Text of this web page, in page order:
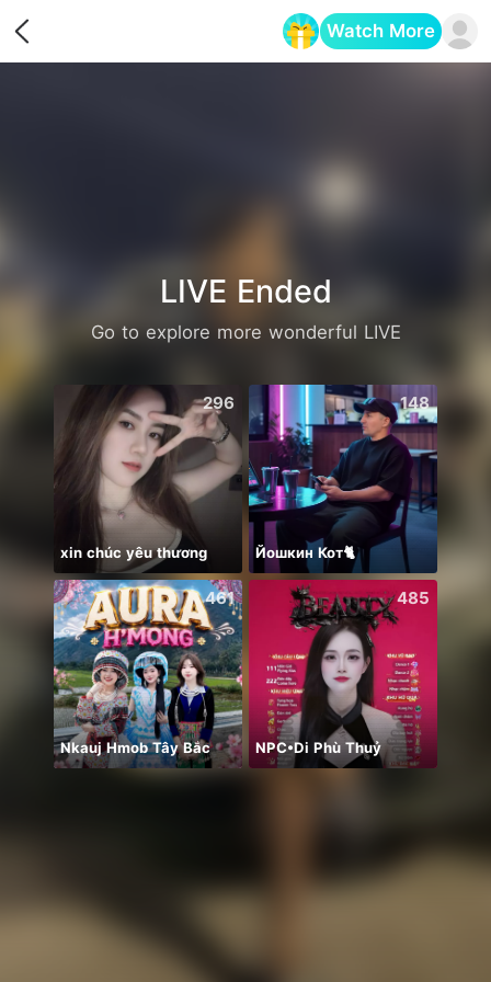
Watch More
LIVE Ended
Go to explore more wonderful LIVE
296
xin chúc yêu thương
148
Йошкин Кот🐈
461
Nkauj Hmob Tây Bắc
485
NPC•Di Phù Thuỷ